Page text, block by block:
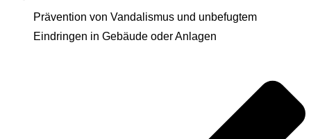
Prävention von Vandalismus und unbefugtem
Eindringen in Gebäude oder Anlagen